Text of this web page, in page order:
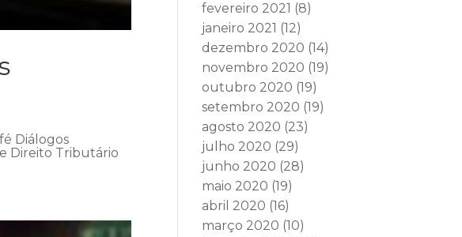
Diálogos
Direito Tributário
fevereiro 2021 (8)
janeiro 2021 (12)
dezembro 2020 (14)
novembro 2020 (19)
outubro 2020 (19)
setembro 2020 (19)
agosto 2020 (23)
julho 2020 (29)
junho 2020 (28)
maio 2020 (19)
abril 2020 (16)
março 2020 (10)